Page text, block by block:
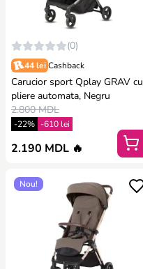
(0)
44 lei Cashback
Carucior sport Qplay GRAV cu
pliere automata, Negru
2.800 MDL
-22% -610 lei
2.190 MDL 🔥
Nou!